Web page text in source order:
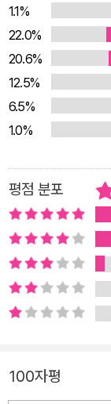
1.1%
22.0%
20.6%
12.5%
6.5%
1.0%
평점 분포
100자평